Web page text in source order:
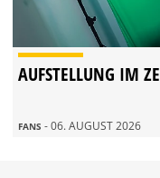
AUFSTELLUNG IM
FANS - 06. AUGUST 2026